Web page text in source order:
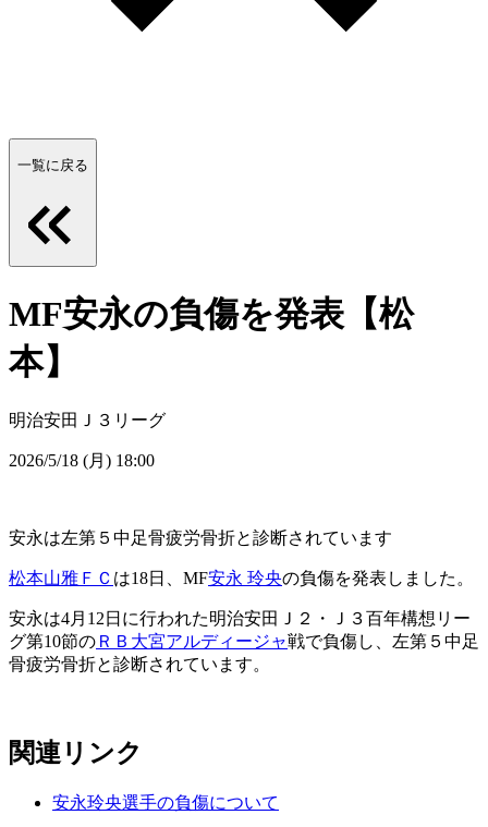
一覧に戻る
MF安永の負傷を発表【松
本】
明治安田Ｊ３リーグ
2026/5/18 (月) 18:00
安永は左第５中足骨疲労骨折と診断されています
松本山雅ＦＣ は18日、MF安永 玲央の負傷を発表しました。
安永は4月12日に行われた明治安田Ｊ２・Ｊ３百年構想リー
グ第10節の ＲＢ大宮アルディージャ戦で負傷し、左第５中足
骨疲労骨折と診断されています。
関連リンク
安永玲央選手の負傷について